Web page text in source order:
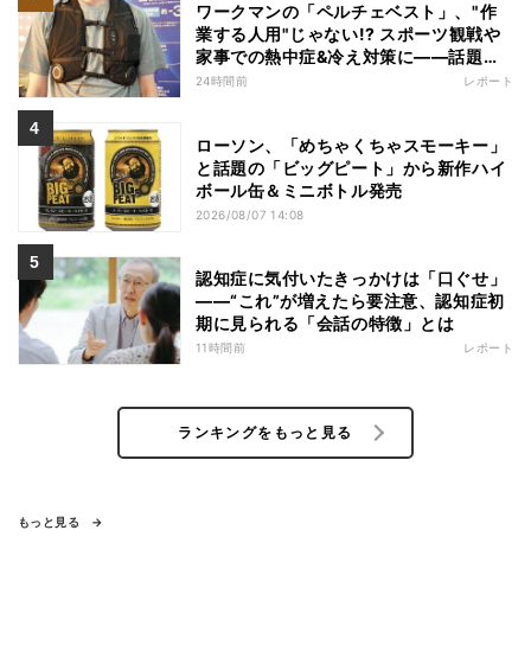
ワークマンの「ペルチェベスト」、"作
業する人用"じゃない!? スポーツ観戦や
家事での熱中症&冷え対策に――話題の
商品を徹底検証
24時間前 レポート
ローソン、「めちゃくちゃスモーキー」
と話題の「ビッグピート」から新作ハイ
ボール缶＆ミニボトル発売
2026/08/07 14:08
認知症に気付いたきっかけは「口ぐせ」
――“これ”が増えたら要注意、認知症初
期に見られる「会話の特徴」とは
11時間前 レポート
ランキングをもっと見る
もっと見る